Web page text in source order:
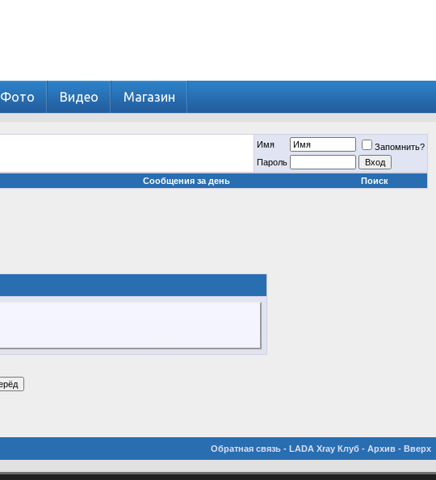
Фото Видео Магазин
Имя
Запомнить?
Пароль
Сообщения за день Поиск
Обратная связь - LADA Xray Клуб - Архив - Вверх